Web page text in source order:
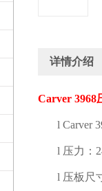
详情介绍
Carver 3968
l Carver
l 压力：
l 压板尺